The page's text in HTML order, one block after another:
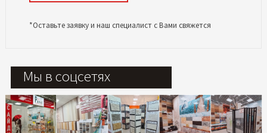
*Оставьте заявку и наш специалист с Вами свяжется
Мы в соцсетях